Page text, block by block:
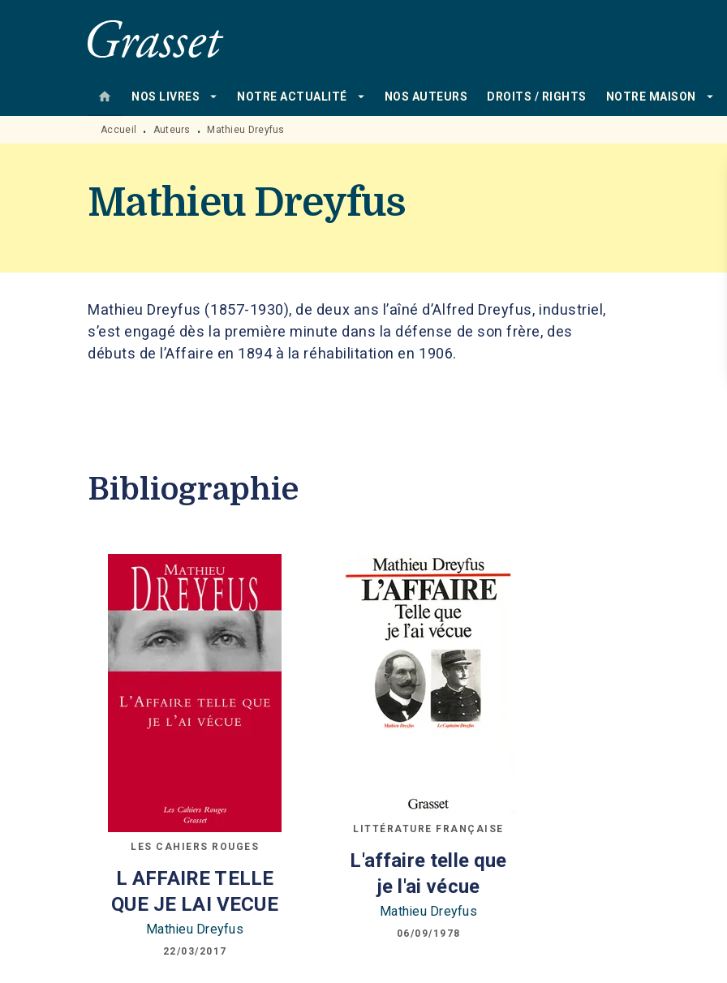
MENU RECHERCHE
home NOS LIVRES arrow_drop_down NOTRE ACTUALITÉ arrow_drop_down NOS AUTEURS DROITS / RIGHTS NOTRE MAISON arrow_drop_down
Accueil • Auteurs • Mathieu Dreyfus
Mathieu Dreyfus
Mathieu Dreyfus (1857-1930), de deux ans l’aîné d’Alfred Dreyfus, industriel,
s’est engagé dès la première minute dans la défense de son frère, des
débuts de l’Affaire en 1894 à la réhabilitation en 1906.
Bibliographie
LES CAHIERS ROUGES
L AFFAIRE TELLE
QUE JE LAI VECUE
Mathieu Dreyfus
22/03/2017
LITTÉRATURE FRANÇAISE
L'affaire telle que
je l'ai vécue
Mathieu Dreyfus
06/09/1978